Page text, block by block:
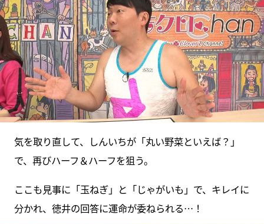
気を取り直して、しんいちが「丸い野菜といえば？」
で、再びハーフ＆ハーフを狙う。
ここも見事に「玉ねぎ」と「じゃがいも」で、キレイに
分かれ、徳井の回答に運命が委ねられる…！